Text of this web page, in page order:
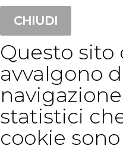
CHIUDI
Questo
avvalgono
statistici
cookie